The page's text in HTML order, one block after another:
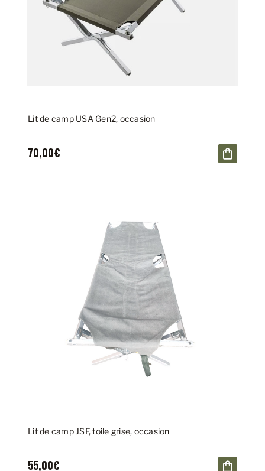
Lit de camp USA Gen2, occasion
70,00€
Lit de camp JSF, toile grise, occasion
55,00€